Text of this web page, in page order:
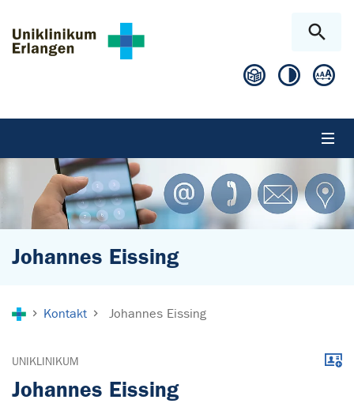
Johannes Eissing
Kontakt Johannes Eissing
UNIKLINIKUM
Johannes Eissing